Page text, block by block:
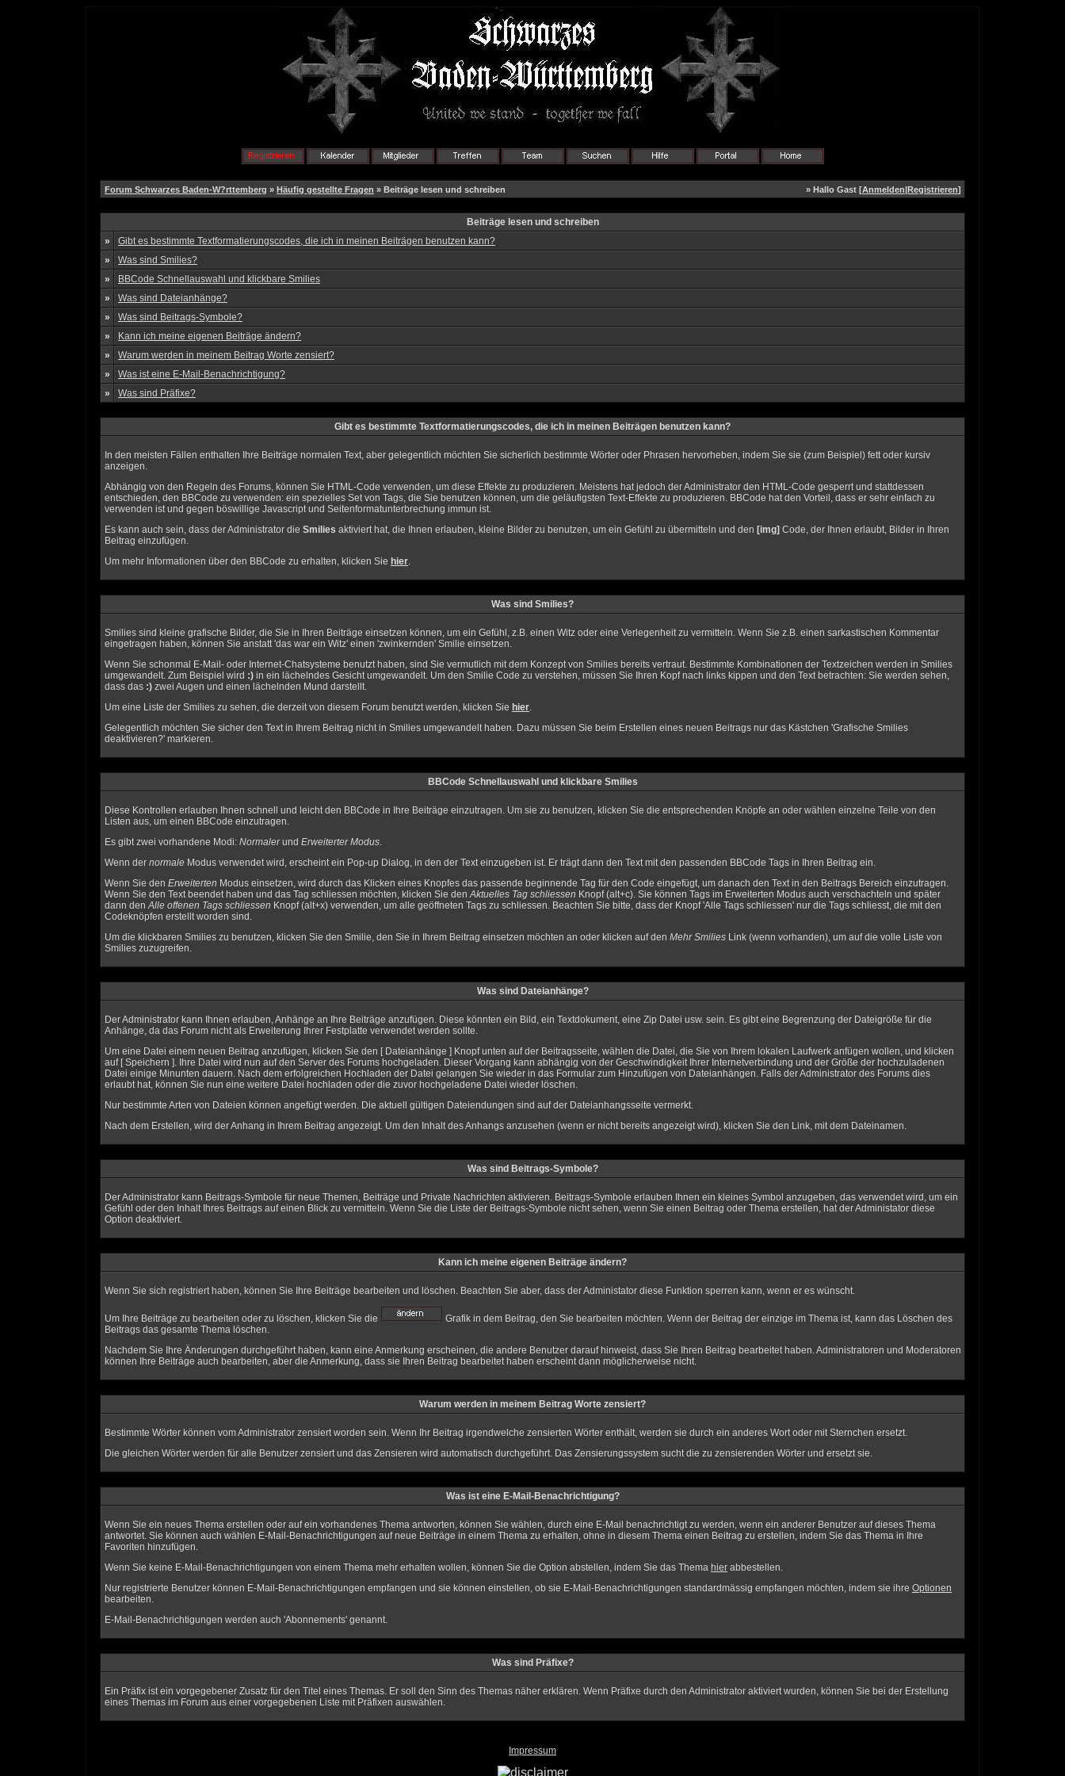
Forum Schwarzes Baden-W?rttemberg » Häufig gestellte Fragen » Beiträge lesen und schreiben » Hallo Gast [Anmelden|Registrieren]
Beiträge lesen und schreiben
»
Gibt es bestimmte Textformatierungscodes, die ich in meinen Beiträgen benutzen kann?
»
Was sind Smilies?
»
BBCode Schnellauswahl und klickbare Smilies
»
Was sind Dateianhänge?
»
Was sind Beitrags-Symbole?
»
Kann ich meine eigenen Beiträge ändern?
»
Warum werden in meinem Beitrag Worte zensiert?
»
Was ist eine E-Mail-Benachrichtigung?
»
Was sind Präfixe?
Gibt es bestimmte Textformatierungscodes, die ich in meinen Beiträgen benutzen kann?
In den meisten Fällen enthalten Ihre Beiträge normalen Text, aber gelegentlich möchten Sie sicherlich bestimmte Wörter oder Phrasen hervorheben, indem Sie sie (zum Beispiel) fett oder kursiv
anzeigen.
Abhängig von den Regeln des Forums, können Sie HTML-Code verwenden, um diese Effekte zu produzieren. Meistens hat jedoch der Administrator den HTML-Code gesperrt und stattdessen
entschieden, den BBCode zu verwenden: ein spezielles Set von Tags, die Sie benutzen können, um die geläufigsten Text-Effekte zu produzieren. BBCode hat den Vorteil, dass er sehr einfach zu
verwenden ist und gegen böswillige Javascript und Seitenformatunterbrechung immun ist.
Es kann auch sein, dass der Administrator die Smilies aktiviert hat, die Ihnen erlauben, kleine Bilder zu benutzen, um ein Gefühl zu übermitteln und den [img] Code, der Ihnen erlaubt, Bilder in Ihren
Beitrag einzufügen.
Um mehr Informationen über den BBCode zu erhalten, klicken Sie hier.
Was sind Smilies?
Smilies sind kleine grafische Bilder, die Sie in Ihren Beiträge einsetzen können, um ein Gefühl, z.B. einen Witz oder eine Verlegenheit zu vermitteln. Wenn Sie z.B. einen sarkastischen Kommentar
eingetragen haben, können Sie anstatt 'das war ein Witz' einen 'zwinkernden' Smilie einsetzen.
Wenn Sie schonmal E-Mail- oder Internet-Chatsysteme benutzt haben, sind Sie vermutlich mit dem Konzept von Smilies bereits vertraut. Bestimmte Kombinationen der Textzeichen werden in Smilies
umgewandelt. Zum Beispiel wird :) in ein lächelndes Gesicht umgewandelt. Um den Smilie Code zu verstehen, müssen Sie Ihren Kopf nach links kippen und den Text betrachten: Sie werden sehen,
dass das :) zwei Augen und einen lächelnden Mund darstellt.
Um eine Liste der Smilies zu sehen, die derzeit von diesem Forum benutzt werden, klicken Sie hier.
Gelegentlich möchten Sie sicher den Text in Ihrem Beitrag nicht in Smilies umgewandelt haben. Dazu müssen Sie beim Erstellen eines neuen Beitrags nur das Kästchen 'Grafische Smilies
deaktivieren?' markieren.
BBCode Schnellauswahl und klickbare Smilies
Diese Kontrollen erlauben Ihnen schnell und leicht den BBCode in Ihre Beiträge einzutragen. Um sie zu benutzen, klicken Sie die entsprechenden Knöpfe an oder wählen einzelne Teile von den
Listen aus, um einen BBCode einzutragen.
Es gibt zwei vorhandene Modi: Normalerund Erweiterter Modus.
Wenn der normale Modus verwendet wird, erscheint ein Pop-up Dialog, in den der Text einzugeben ist. Er trägt dann den Text mit den passenden BBCode Tags in Ihren Beitrag ein.
Wenn Sie den Erweiterten Modus einsetzen, wird durch das Klicken eines Knopfes das passende beginnende Tag für den Code eingefügt, um danach den Text in den Beitrags Bereich einzutragen.
Wenn Sie den Text beendet haben und das Tag schliessen möchten, klicken Sie denAktuelles Tag schliessen Knopf (alt+c). Sie können Tags im Erweiterten Modus auch verschachteln und später
dann denAlle offenen Tags schliessen Knopf (alt+x) verwenden, um alle geöffneten Tags zu schliessen. Beachten Sie bitte, dass der Knopf 'Alle Tags schliessen' nur die Tags schliesst, die mit den
Codeknöpfen erstellt worden sind.
Um die klickbaren Smilies zu benutzen, klicken Sie den Smilie, den Sie in Ihrem Beitrag einsetzen möchten an oder klicken auf den Mehr Smilies Link (wenn vorhanden), um auf die volle Liste von
Smilies zuzugreifen.
Was sind Dateianhänge?
Der Administrator kann Ihnen erlauben, Anhänge an Ihre Beiträge anzufügen. Diese könnten ein Bild, ein Textdokument, eine Zip Datei usw. sein. Es gibt eine Begrenzung der Dateigröße für die
Anhänge, da das Forum nicht als Erweiterung Ihrer Festplatte verwendet werden sollte.
Um eine Datei einem neuen Beitrag anzufügen, klicken Sie den [ Dateianhänge ] Knopf unten auf der Beitragsseite, wählen die Datei, die Sie von Ihrem lokalen Laufwerk anfügen wollen, und klicken
auf [ Speichern ]. Ihre Datei wird nun auf den Server des Forums hochgeladen. Dieser Vorgang kann abhängig von der Geschwindigkeit Ihrer Internetverbindung und der Größe der hochzuladenen
Datei einige Minunten dauern. Nach dem erfolgreichen Hochladen der Datei gelangen Sie wieder in das Formular zum Hinzufügen von Dateianhängen. Falls der Administrator des Forums dies
erlaubt hat, können Sie nun eine weitere Datei hochladen oder die zuvor hochgeladene Datei wieder löschen.
Nur bestimmte Arten von Dateien können angefügt werden. Die aktuell gültigen Dateiendungen sind auf der Dateianhangsseite vermerkt.
Nach dem Erstellen, wird der Anhang in Ihrem Beitrag angezeigt. Um den Inhalt des Anhangs anzusehen (wenn er nicht bereits angezeigt wird), klicken Sie den Link, mit dem Dateinamen.
Was sind Beitrags-Symbole?
Der Administrator kann Beitrags-Symbole für neue Themen, Beiträge und Private Nachrichten aktivieren. Beitrags-Symbole erlauben Ihnen ein kleines Symbol anzugeben, das verwendet wird, um ein
Gefühl oder den Inhalt Ihres Beitrags auf einen Blick zu vermitteln. Wenn Sie die Liste der Beitrags-Symbole nicht sehen, wenn Sie einen Beitrag oder Thema erstellen, hat der Administator diese
Option deaktiviert.
Kann ich meine eigenen Beiträge ändern?
Wenn Sie sich registriert haben, können Sie Ihre Beiträge bearbeiten und löschen. Beachten Sie aber, dass der Administator diese Funktion sperren kann, wenn er es wünscht.
Um Ihre Beiträge zu bearbeiten oder zu löschen, klicken Sie die
Grafik in dem Beitrag, den Sie bearbeiten möchten. Wenn der Beitrag der einzige im Thema ist, kann das Löschen des
Beitrags das gesamte Thema löschen.
Nachdem Sie Ihre Änderungen durchgeführt haben, kann eine Anmerkung erscheinen, die andere Benutzer darauf hinweist, dass Sie Ihren Beitrag bearbeitet haben. Administratoren und Moderatoren
können Ihre Beiträge auch bearbeiten, aber die Anmerkung, dass sie Ihren Beitrag bearbeitet haben erscheint dann möglicherweise nicht.
Warum werden in meinem Beitrag Worte zensiert?
Bestimmte Wörter können vom Administrator zensiert worden sein. Wenn Ihr Beitrag irgendwelche zensierten Wörter enthält, werden sie durch ein anderes Wort oder mit Sternchen ersetzt.
Die gleichen Wörter werden für alle Benutzer zensiert und das Zensieren wird automatisch durchgeführt. Das Zensierungssystem sucht die zu zensierenden Wörter und ersetzt sie.
Was ist eine E-Mail-Benachrichtigung?
Wenn Sie ein neues Thema erstellen oder auf ein vorhandenes Thema antworten, können Sie wählen, durch eine E-Mail benachrichtigt zu werden, wenn ein anderer Benutzer auf dieses Thema
antwortet. Sie können auch wählen E-Mail-Benachrichtigungen auf neue Beiträge in einem Thema zu erhalten, ohne in diesem Thema einen Beitrag zu erstellen, indem Sie das Thema in Ihre
Favoriten hinzufügen.
Wenn Sie keine E-Mail-Benachrichtigungen von einem Thema mehr erhalten wollen, können Sie die Option abstellen, indem Sie das Thema hier abbestellen.
Nur registrierte Benutzer können E-Mail-Benachrichtigungen empfangen und sie können einstellen, ob sie E-Mail-Benachrichtigungen standardmässig empfangen möchten, indem sie ihre Optionen
bearbeiten.
E-Mail-Benachrichtigungen werden auch 'Abonnements' genannt.
Was sind Präfixe?
Ein Präfix ist ein vorgegebener Zusatz für den Titel eines Themas. Er soll den Sinn des Themas näher erklären. Wenn Präfixe durch den Administrator aktiviert wurden, können Sie bei der Erstellung
eines Themas im Forum aus einer vorgegebenen Liste mit Präfixen auswählen.
Impressum